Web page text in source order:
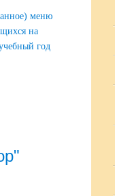
меню
на
год